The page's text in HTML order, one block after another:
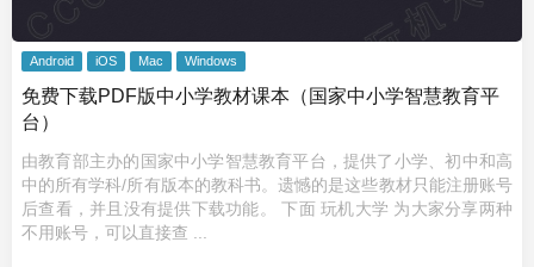
Android iOS Mac Windows
免费下载PDF版中小学教材课本（国家中小学智慧教育平
台）
由教育部主办的国家中小学智慧教育平台，提供了小学、初中和高
中的所有学科/所有版本的教科书。遗憾的是这些教材只能注册账号
后查看，并且没有提供下载功能。 下面 玩机大学 为大家分享两种
不用账号，可以直接查 ...